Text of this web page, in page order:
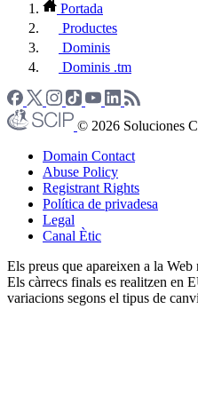
Portada
Productes
Dominis
Dominis .tm
© 2026 Soluciones
Domain Contact
Abuse Policy
Registrant Rights
Política de privadesa
Legal
Canal Ètic
Els preus que apareixen a la
Els càrrecs finals es realitzen en
variacions segons el tipus de